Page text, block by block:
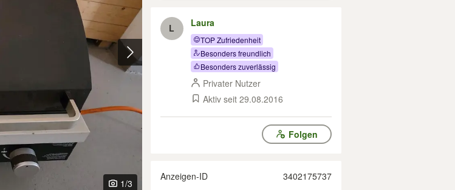
1/3
L Laura
TOP Zufriedenheit
Besonders freundlich
Besonders zuverlässig
Privater Nutzer
Aktiv seit 29.08.2016
Folgen
Anzeigen-ID 3402175737